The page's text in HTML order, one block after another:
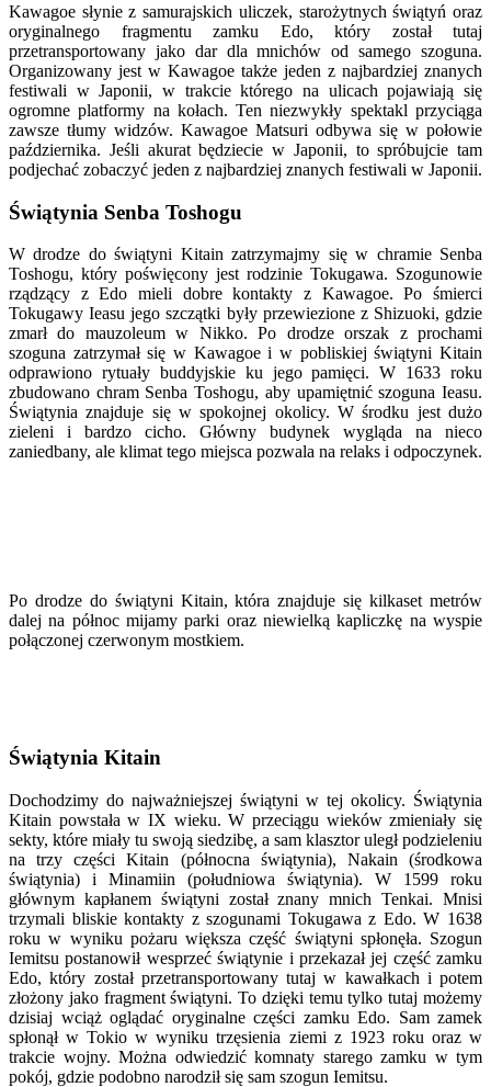
Kawagoe słynie z samurajskich uliczek, starożytnych świątyń oraz
oryginalnego fragmentu zamku Edo, który został tutaj
przetransportowany jako dar dla mnichów od samego szoguna.
Organizowany jest w Kawagoe także jeden z najbardziej znanych
festiwali w Japonii, w trakcie którego na ulicach pojawiają się
ogromne platformy na kołach. Ten niezwykły spektakl przyciąga
zawsze tłumy widzów. Kawagoe Matsuri odbywa się w połowie
października. Jeśli akurat będziecie w Japonii, to spróbujcie tam
podjechać zobaczyć jeden z najbardziej znanych festiwali w Japonii.
Świątynia Senba Toshogu
W drodze do świątyni Kitain zatrzymajmy się w chramie Senba
Toshogu, który poświęcony jest rodzinie Tokugawa. Szogunowie
rządzący z Edo mieli dobre kontakty z Kawagoe. Po śmierci
Tokugawy Ieasu jego szczątki były przewiezione z Shizuoki, gdzie
zmarł do mauzoleum w Nikko. Po drodze orszak z prochami
szoguna zatrzymał się w Kawagoe i w pobliskiej świątyni Kitain
odprawiono rytuały buddyjskie ku jego pamięci. W 1633 roku
zbudowano chram Senba Toshogu, aby upamiętnić szoguna Ieasu.
Świątynia znajduje się w spokojnej okolicy. W środku jest dużo
zieleni i bardzo cicho. Główny budynek wygląda na nieco
zaniedbany, ale klimat tego miejsca pozwala na relaks i odpoczynek.
Po drodze do świątyni Kitain, która znajduje się kilkaset metrów
dalej na północ mijamy parki oraz niewielką kapliczkę na wyspie
połączonej czerwonym mostkiem.
Świątynia Kitain
Dochodzimy do najważniejszej świątyni w tej okolicy. Świątynia
Kitain powstała w IX wieku. W przeciągu wieków zmieniały się
sekty, które miały tu swoją siedzibę, a sam klasztor uległ podzieleniu
na trzy części Kitain (północna świątynia), Nakain (środkowa
świątynia) i Minamiin (południowa świątynia). W 1599 roku
głównym kapłanem świątyni został znany mnich Tenkai. Mnisi
trzymali bliskie kontakty z szogunami Tokugawa z Edo. W 1638
roku w wyniku pożaru większa część świątyni spłonęła. Szogun
Iemitsu postanowił wesprzeć świątynie i przekazał jej część zamku
Edo, który został przetransportowany tutaj w kawałkach i potem
złożony jako fragment świątyni. To dzięki temu tylko tutaj możemy
dzisiaj wciąż oglądać oryginalne części zamku Edo. Sam zamek
spłonął w Tokio w wyniku trzęsienia ziemi z 1923 roku oraz w
trakcie wojny. Można odwiedzić komnaty starego zamku w tym
pokój, gdzie podobno narodził się sam szogun Iemitsu.